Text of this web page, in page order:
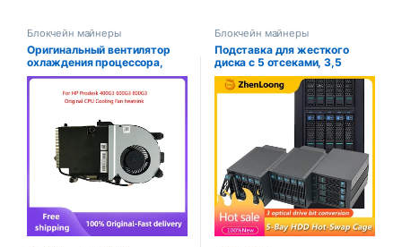
Блокчейн майнеры
Оригинальный вентилятор
охлаждения процессора,
замена радиатора для HP
800G3 серии BUC0712HB-00
Блокчейн майнеры
Подставка для жесткого
диска с 5 отсеками, 3,5
дюйма, SATA, SSD